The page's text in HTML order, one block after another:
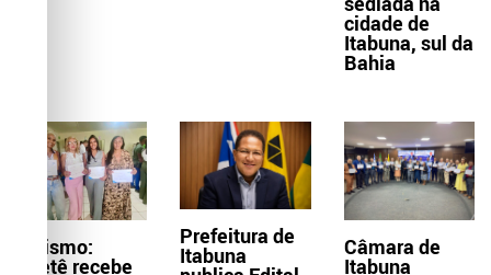
cidade de
Itabuna, sul da
Bahia
Turismo:
Itaetê recebe
Prefeitura de
Itabuna Câmara de
Itabuna